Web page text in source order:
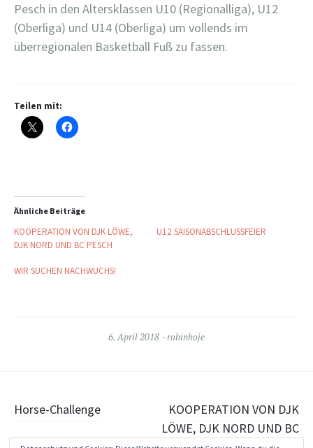
Pesch in den Altersklassen U10 (Regionalliga), U12
(Oberliga) und U14 (Oberliga) um vollends im
überregionalen Basketball Fuß zu fassen.
Teilen mit:
Ähnliche Beiträge
KOOPERATION VON DJK LÖWE,
DJK NORD UND BC PESCH
U12 SAISONABSCHLUSSFEIER
WIR SUCHEN NACHWUCHS!
6. April 2018 robinhoje
Beitragsnavigation
Horse-Challenge
KOOPERATION VON DJK
LÖWE, DJK NORD UND BC